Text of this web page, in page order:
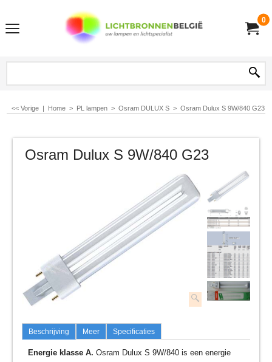
0
<< Vorige | Home > PL lampen > Osram DULUX S > Osram Dulux S 9W/840 G23
Osram Dulux S 9W/840 G23
Beschrijving Meer Specificaties
Energie klasse A. Osram Dulux S 9W/840 is een energie